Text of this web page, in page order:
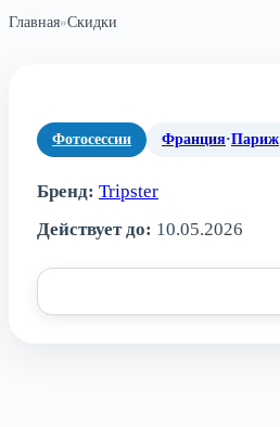
Главная»Скидки
Фотосессии Франция·Париж
Бренд: Tripster
Действует до: 10.05.2026